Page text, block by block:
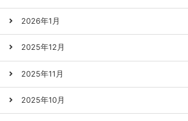
2026年1月
2025年12月
2025年11月
2025年10月